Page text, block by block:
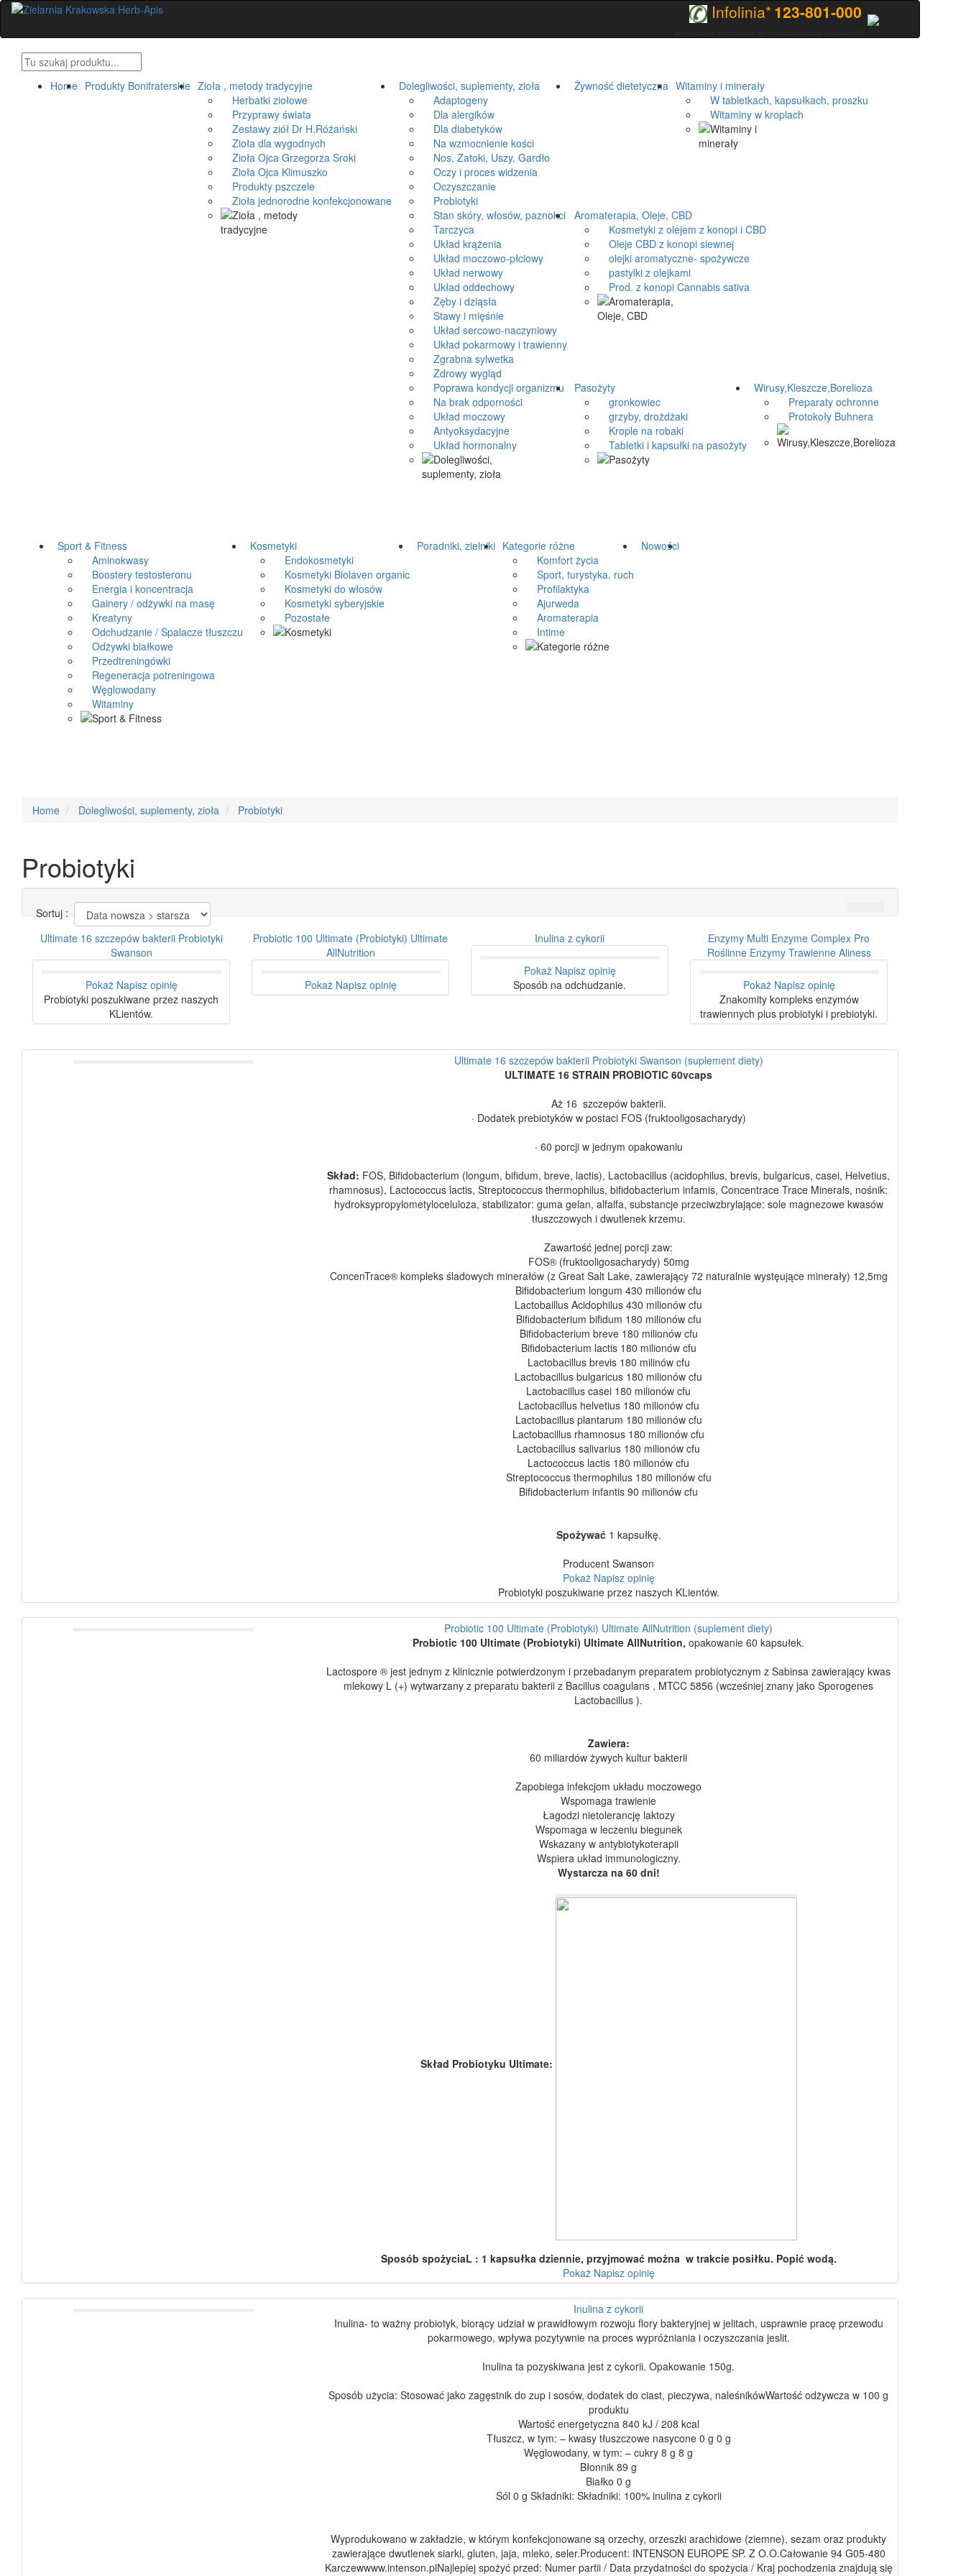
Infolinia* 123-801-000
Home Produkty Bonifraterskie Zioła , metody tradycyjne
Herbatki ziołowe
Przyprawy świata
Zestawy ziół Dr H.Różański
Zioła dla wygodnych
Zioła Ojca Grzegorza Sroki
Zioła Ojca Klimuszko
Produkty pszczele
Zioła jednorodne konfekcjonowane
Dolegliwości, suplementy, zioła
Adaptogeny
Dla alergików
Dla diabetyków
Na wzmocnienie kości
Nos, Zatoki, Uszy, Gardło
Oczy i proces widzenia
Oczyszczanie
Probiotyki
Stan skóry, włosów, paznokci
Tarczyca
Układ krążenia
Układ moczowo-płciowy
Układ nerwowy
Układ oddechowy
Zęby i dziąsła
Stawy i mięśnie
Układ sercowo-naczyniowy
Układ pokarmowy i trawienny
Zgrabna sylwetka
Zdrowy wygląd
Poprawa kondycji organizmu
Na brak odporności
Układ moczowy
Antyoksydacyjne
Układ hormonalny
Żywność dietetyczna Witaminy i minerały
W tabletkach, kapsułkach, proszku
Witaminy w kroplach
Aromaterapia, Oleje, CBD
Kosmetyki z olejem z konopi i CBD
Oleje CBD z konopi siewnej
olejki aromatyczne- spożywcze
pastylki z olejkami
Prod. z konopi Cannabis sativa
Pasożyty
gronkowiec
grzyby, drożdżaki
Krople na robaki
Tabletki i kapsułki na pasożyty
Wirusy,Kleszcze,Borelioza
Preparaty ochronne
Protokoły Buhnera
Sport & Fitness
Aminokwasy
Boostery testosteronu
Energia i koncentracja
Gainery / odżywki na masę
Kreatyny
Odchudzanie / Spalacze tłuszczu
Odżywki białkowe
Przedtreningówki
Regeneracja potreningowa
Węglowodany
Witaminy
Kosmetyki
Endokosmetyki
Kosmetyki Biolaven organic
Kosmetyki do włosów
Kosmetyki syberyjskie
Pozostałe
Poradniki, zielniki Kategorie różne
Komfort życia
Sport, turystyka, ruch
Profilaktyka
Ajurweda
Aromaterapia
Intime
Nowości
Home Dolegliwości, suplementy, zioła Probiotyki
Probiotyki
Sortuj :
Ultimate 16 szczepów bakterii Probiotyki
Swanson
Pokaż Napisz opinię
Probiotyki poszukiwane przez naszych
KLientów.
Probiotic 100 Ultimate (Probiotyki) Ultimate
AllNutrition
Pokaż Napisz opinię
Inulina z cykorii
Pokaż Napisz opinię
Sposób na odchudzanie.
Enzymy Multi Enzyme Complex Pro
Roślinne Enzymy Trawienne Aliness
Pokaż Napisz opinię
Znakomity kompleks enzymów
trawiennych plus probiotyki i prebiotyki.
Ultimate 16 szczepów bakterii Probiotyki Swanson (suplement diety)
ULTIMATE 16 STRAIN PROBIOTIC 60vcaps
Aż 16 szczepów bakterii.
· Dodatek prebiotyków w postaci FOS (fruktooligosacharydy)
· 60 porcji w jednym opakowaniu
Skład: FOS, Bifidobacterium (longum, bifidum, breve, lactis), Lactobacillus (acidophilus, brevis, bulgaricus, casei, Helvetius,
rhamnosus), Lactococcus lactis, Streptococcus thermophilus, bifidobacterium infamis, Concentrace Trace Minerals, nośnik:
hydroksypropylometyloceluloza, stabilizator: guma gelan, alfalfa, substancje przeciwzbrylające: sole magnezowe kwasów
tłuszczowych i dwutlenek krzemu.
Zawartość jednej porcji zaw:
FOS® (fruktooligosacharydy) 50mg
ConcenTrace® kompleks śladowych minerałów (z Great Salt Lake, zawierający 72 naturalnie wystęujące minerały) 12,5mg
Bifidobacterium longum 430 milionów cfu
Lactobaillus Acidophilus 430 milionów cfu
Bifidobacterium bifidum 180 milionów cfu
Bifidobacterium breve 180 milionów cfu
Bifidobacterium lactis 180 milionów cfu
Lactobacillus brevis 180 milinów cfu
Lactobacillus bulgaricus 180 milionów cfu
Lactobacillus casei 180 milionów cfu
Lactobacillus helvetius 180 milionów cfu
Lactobacillus plantarum 180 milionów cfu
Lactobacillus rhamnosus 180 milionów cfu
Lactobacillus salivarius 180 milionów cfu
Lactococcus lactis 180 milionów cfu
Streptococcus thermophilus 180 milionów cfu
Bifidobacterium infantis 90 milionów cfu
Spożywać1 kapsułkę.
Producent Swanson
Pokaż Napisz opinię
Probiotyki poszukiwane przez naszych KLientów.
Probiotic 100 Ultimate (Probiotyki) Ultimate AllNutrition (suplement diety)
Probiotic 100 Ultimate (Probiotyki) Ultimate AllNutrition,opakowanie 60 kapsułek.
Lactospore ® jest jednym z klinicznie potwierdzonym i przebadanym preparatem probiotycznym z Sabinsa zawierający kwas
mlekowy L (+) wytwarzany z preparatu bakterii z Bacillus coagulans , MTCC 5856 (wcześniej znany jako Sporogenes
Lactobacillus ).
Zawiera:
60 miliardów żywych kultur bakterii
Zapobiega infekcjom układu moczowego
Wspomaga trawienie
Łagodzi nietolerancję laktozy
Wspomaga w leczeniu biegunek
Wskazany w antybiotykoterapii
Wspiera układ immunologiczny.
Wystarcza na 60 dni!
Skład Probiotyku Ultimate:
Sposób spożyciaL : 1 kapsułka dziennie, przyjmować można w trakcie posiłku. Popić wodą.
Pokaż Napisz opinię
Inulina z cykorii
Inulina- to ważny probiotyk, biorący udział w prawidłowym rozwoju flory bakteryjnej w jelitach, usprawnie pracę przewodu
pokarmowego, wpływa pozytywnie na proces wypróżniania i oczyszczania jeslit.
Inulina ta pozyskiwana jest z cykorii. Opakowanie 150g.
Sposób użycia: Stosować jako zagęstnik do zup i sosów, dodatek do ciast, pieczywa, naleśnikówWartość odżywcza w 100 g
produktu
Wartość energetyczna 840 kJ / 208 kcal
Tłuszcz, w tym: – kwasy tłuszczowe nasycone 0 g 0 g
Węglowodany, w tym: – cukry 8 g 8 g
Błonnik 89 g
Białko 0 g
Sól 0 g Składniki: Składniki: 100% inulina z cykorii
Wyprodukowano w zakładzie, w którym konfekcjonowane są orzechy, orzeszki arachidowe (ziemne), sezam oraz produkty
zawierające dwutlenek siarki, gluten, jaja, mleko, seler.Producent: INTENSON EUROPE SP. Z O.O.Całowanie 94 G05-480
Karczewwww.intenson.plNajlepiej spożyć przed: Numer partii / Data przydatności do spożycia / Kraj pochodzenia znajdują się